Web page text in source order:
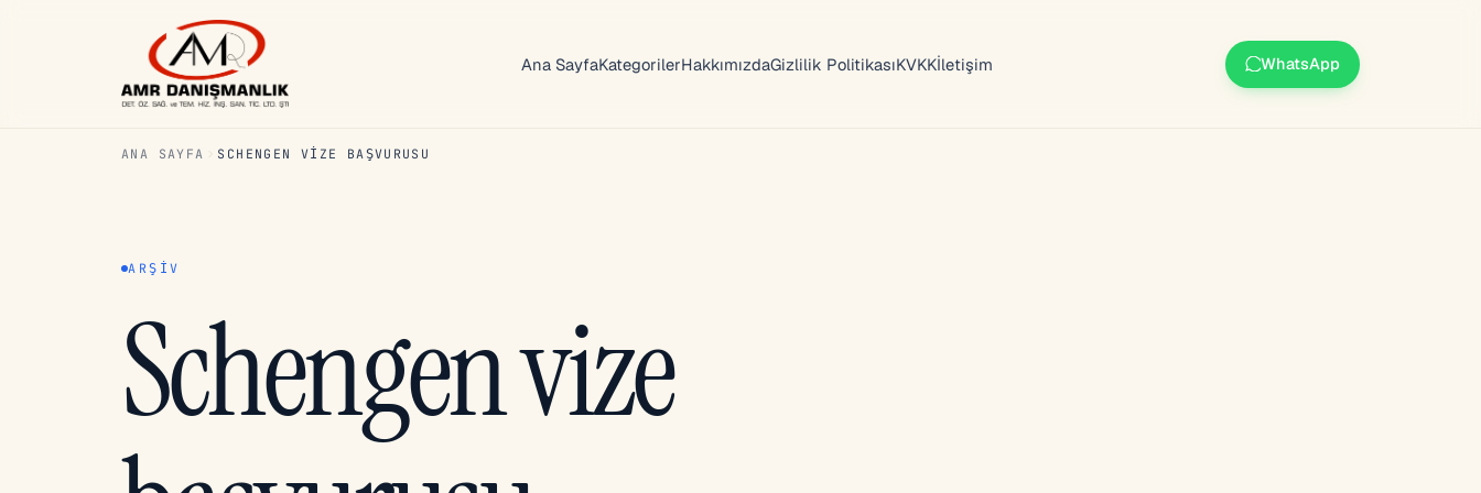
Ana SayfaKategorilerHakkımızdaGizlilik PolitikasıKVKKİletişim WhatsApp
ANA SAYFA SCHENGEN VIZE BAŞVURUSU
ARŞIV
Schengen vize